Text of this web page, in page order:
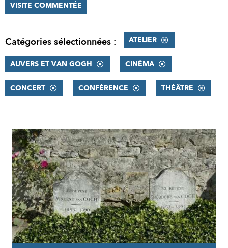
VISITE COMMENTÉE
Catégories sélectionnées : ATELIER
AUVERS ET VAN GOGH CINÉMA
CONCERT CONFÉRENCE THÉÂTRE
RÉSULTATS